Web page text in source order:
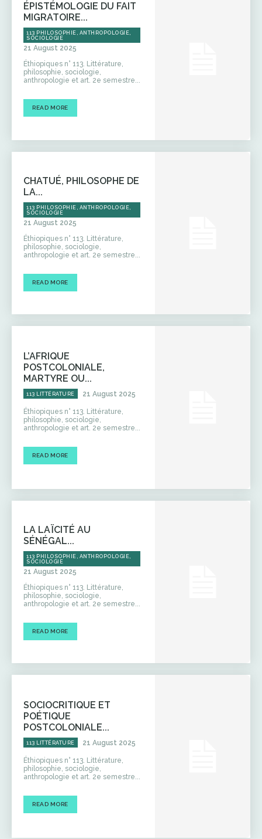
ÉPISTÉMOLOGIE DU FAIT
MIGRATOIRE...
113 PHILOSOPHIE, ANTHROPOLOGIE,
SOCIOLOGIE
21 August 2025
Éthiopiques n° 113. Littérature,
philosophie, sociologie,
anthropologie et art. 2e semestre...
READ MORE
CHATUÉ, PHILOSOPHE DE
LA...
113 PHILOSOPHIE, ANTHROPOLOGIE,
SOCIOLOGIE
21 August 2025
Éthiopiques n° 113. Littérature,
philosophie, sociologie,
anthropologie et art. 2e semestre...
READ MORE
L’AFRIQUE
POSTCOLONIALE,
MARTYRE OU...
113 LITTÉRATURE 21 August 2025
Éthiopiques n° 113. Littérature,
philosophie, sociologie,
anthropologie et art. 2e semestre...
READ MORE
LA LAÏCITÉ AU
SÉNÉGAL...
113 PHILOSOPHIE, ANTHROPOLOGIE,
SOCIOLOGIE
21 August 2025
Éthiopiques n° 113. Littérature,
philosophie, sociologie,
anthropologie et art. 2e semestre...
READ MORE
SOCIOCRITIQUE ET
POÉTIQUE
POSTCOLONIALE...
113 LITTÉRATURE 21 August 2025
Éthiopiques n° 113. Littérature,
philosophie, sociologie,
anthropologie et art. 2e semestre...
READ MORE